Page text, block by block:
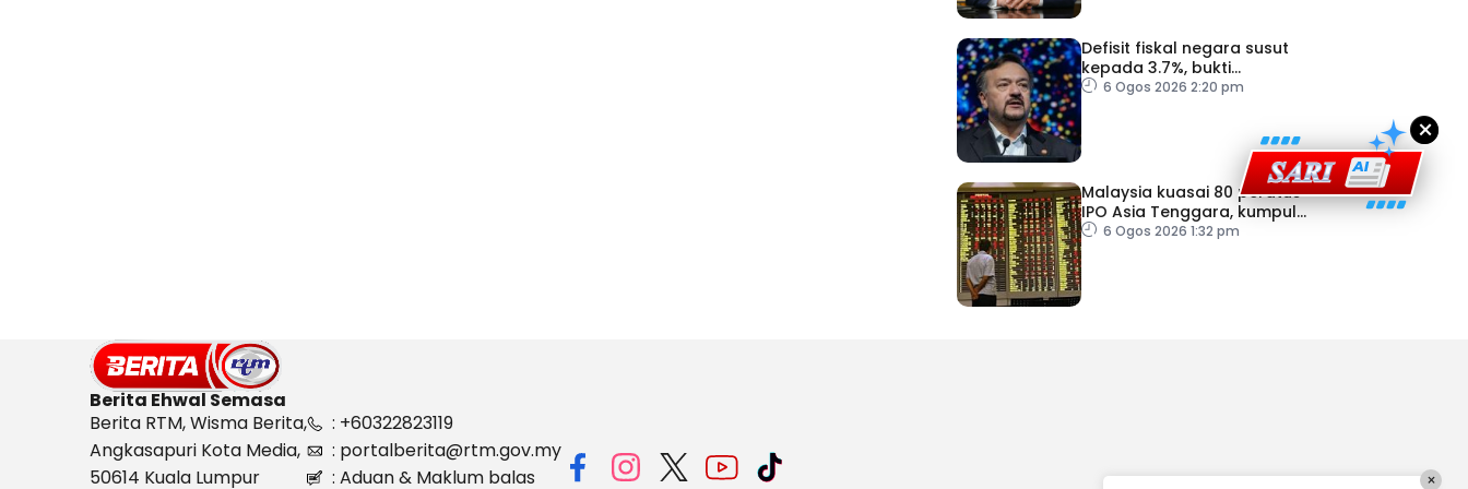
Defisit fiskal negara susut
kepada 3.7%, bukti
keyakinan pelabur masih
6 Ogos 2026 2:20 pm
Malaysia kuasai 80 peratus
IPO Asia Tenggara, kumpul
AS$1.4 bilion separuh
6 Ogos 2026 1:32 pm
×
Berita Ehwal Semasa
Berita RTM, Wisma Berita,
Angkasapuri Kota Media,
50614 Kuala Lumpur
: +60322823119
: portalberita@rtm.gov.my
: Aduan & Maklum balas
×